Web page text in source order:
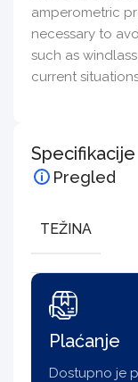
amperometric
necessary to
such as
current
Specifikacije
Pregled
TEŽINA
Plaćanje
Dostupno je